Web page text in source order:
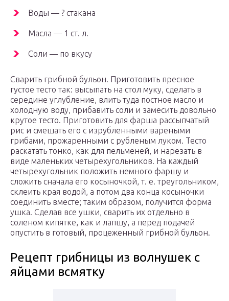
Воды — ? стакана
Масла — 1 ст. л.
Соли — по вкусу
Сварить грибной бульон. Приготовить пресное
густое тесто так: высыпать на стол муку, сделать в
середине углубление, влить туда постное масло и
холодную воду, прибавить соли и замесить довольно
крутое тесто. Приготовить для фарша рассыпчатый
рис и смешать его с изрубленными вареными
грибами, прожаренными с рубленым луком. Тесто
раскатать тонко, как для пельменей, и нарезать в
виде маленьких четырехугольников. На каждый
четырехугольник положить немного фаршу и
сложить сначала его косыночкой, т. е. треугольником,
склеить края водой, а потом два конца косыночки
соединить вместе; таким образом, получится форма
ушка. Сделав все ушки, сварить их отдельно в
соленом кипятке, как и лапшу, а перед подачей
опустить в готовый, процеженный грибной бульон.
Рецепт грибницы из волнушек с
яйцами всмятку